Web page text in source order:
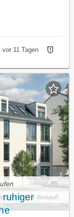
vor 11 Tagen
ruhiger